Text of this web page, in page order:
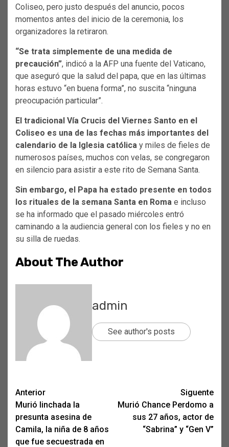
Coliseo, pero justo después del anuncio, pocos
momentos antes del inicio de la ceremonia, los
organizadores la retiraron.
“Se trata simplemente de una medida de
precaución”, indicó a la AFP una fuente del Vaticano,
que aseguró que la salud del papa, que en las últimas
horas estuvo “en buena forma”, no suscita “ninguna
preocupación particular”.
El tradicional Vía Crucis del Viernes Santo en el
Coliseo es una de las fechas más importantes del
calendario de la Iglesia católica y miles de fieles de
numerosos países, muchos con velas, se congregaron
en silencio para asistir a este rito de Semana Santa.
Sin embargo, el Papa ha estado presente en todos
los rituales de la semana Santa en Roma e incluso
se ha informado que el pasado miércoles entró
caminando a la audiencia general con los fieles y no en
su silla de ruedas.
About The Author
admin
See author's posts
Post
navigation
Anterior
Murió linchada la
presunta asesina de
Camila, la niña de 8 años
que fue secuestrada en
Siguente
Murió Chance Perdomo a
sus 27 años, actor de
“Sabrina” y “Gen V”